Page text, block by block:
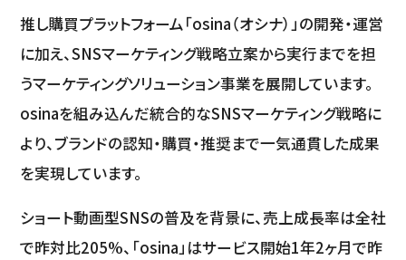
推し購買プラットフォーム「osina（オシナ）」の開発・運営
に加え、SNSマーケティング戦略立案から実行までを担
うマーケティングソリューション事業を展開しています。
osinaを組み込んだ統合的なSNSマーケティング戦略に
より、ブランドの認知・購買・推奨まで一気通貫した成果
を実現しています。
ショート動画型SNSの普及を背景に、売上成長率は全社
で昨対比205%、「osina」はサービス開始1年2ヶ月で昨